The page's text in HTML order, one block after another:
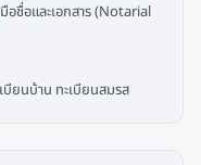
ชื่อและเอกสาร (Notarial
บียนบ้าน ทะเบียนสมรส